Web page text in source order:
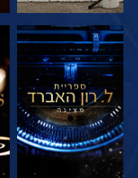
בדוק את הסדרה